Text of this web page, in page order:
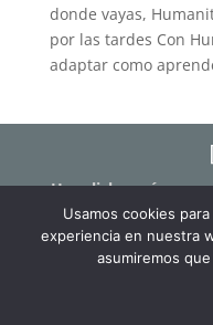
donde vayas,
por las tardes Con
adaptar como
Haz click aquí para
de
Haz click aquí para
de las clases
Usamos cookies
experiencia en nuestra
asumiremos